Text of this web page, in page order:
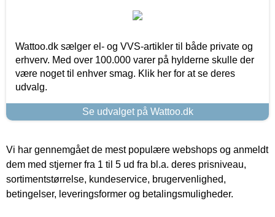
Wattoo.dk sælger el- og VVS-artikler til både private og
erhverv. Med over 100.000 varer på hylderne skulle der
være noget til enhver smag. Klik her for at se deres
udvalg.
Se udvalget på Wattoo.dk
Vi har gennemgået de mest populære webshops og anmeldt
dem med stjerner fra 1 til 5 ud fra bl.a. deres prisniveau,
sortimentstørrelse, kundeservice, brugervenlighed,
betingelser, leveringsformer og betalingsmuligheder.